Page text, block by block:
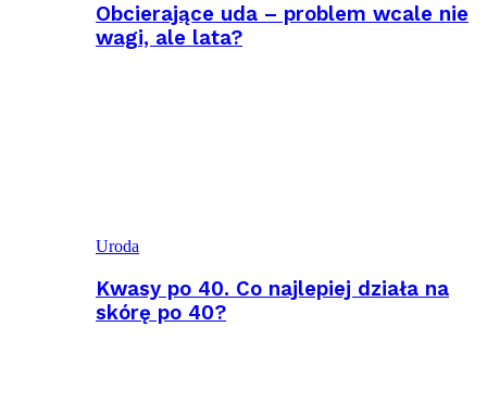
Obcierające uda – problem wcale nie
wagi, ale lata?
Uroda
Kwasy po 40. Co najlepiej działa na
skórę po 40?